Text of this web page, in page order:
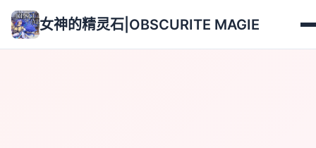
女神的精灵石|OBSCURITE MAGIE